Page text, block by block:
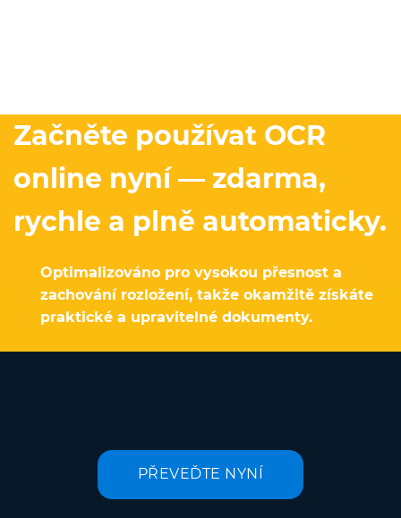
Začněte používat OCR
online nyní — zdarma,
rychle a plně automaticky.
Optimalizováno pro vysokou přesnost a
zachování rozložení, takže okamžitě získáte
praktické a upravitelné dokumenty.
PŘEVEĎTE NYNÍ